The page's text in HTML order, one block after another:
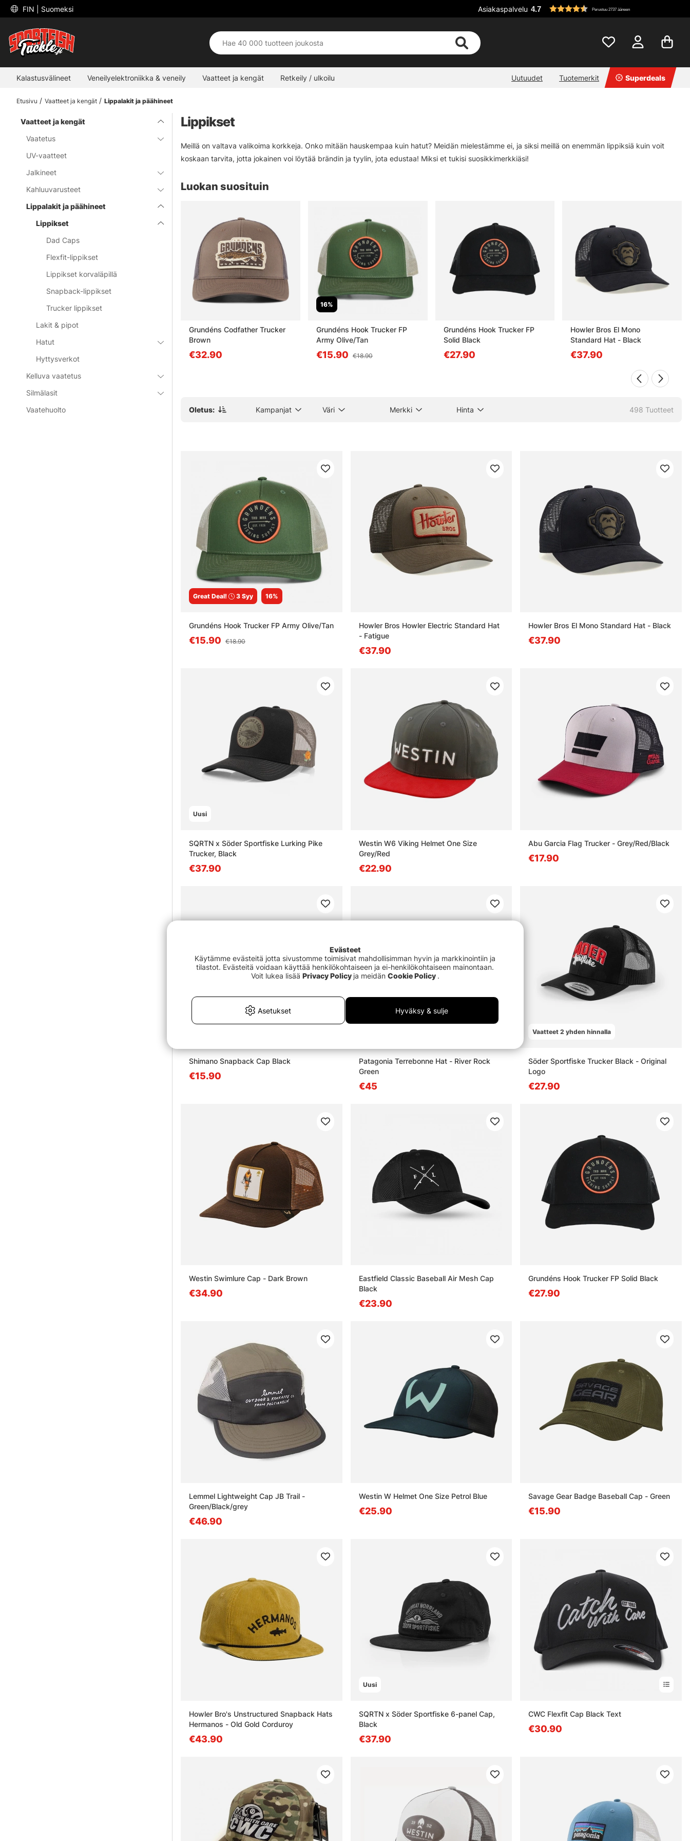
FIN | Suomeksi Asiakaspalvelu 4.7 Perustuu 2737 ääneen
Kalastusvälineet Veneilyelektroniikka & veneily Vaatteet ja kengät Retkeily / ulkoilu Uutuudet Tuotemerkit Superdeals
Etusivu Vaatteet ja kengät Lippalakit ja päähineet
Vaatteet ja kengät
Vaatetus
UV-vaatteet
Jalkineet
Kahluuvarusteet
Lippalakit ja päähineet
Lippikset
Dad Caps
Flexfit-lippikset
Lippikset korvaläpillä
Snapback-lippikset
Trucker lippikset
Lakit & pipot
Hatut
Hyttysverkot
Kelluva vaatetus
Silmälasit
Vaatehuolto
Lippikset
Meillä on valtava valikoima korkkeja. Onko mitään hauskempaa kuin hatut? Meidän mielestämme ei, ja siksi meillä on enemmän lippiksiä kuin voit
koskaan tarvita, jotta jokainen voi löytää brändin ja tyylin, jota edustaa! Miksi et tukisi suosikkimerkkiäsi!
Luokan suosituin
Howler Bros El Mono
€37.90
Grundéns Codfather Trucker
Brown
€32.90
16%
Grundéns Hook Trucker FP
Army Olive/Tan
€15.90 €18.90
Grundéns Hook Trucker FP
Solid Black
€27.90
Howler Bros El Mono
Standard Hat - Black
€37.90
Oletus: Kampanjat Väri Merkki Hinta 498 Tuotteet
Great Deal! 3 Syy 16%
Grundéns Hook Trucker FP Army Olive/Tan
€15.90 €18.90
Howler Bros Howler Electric Standard Hat
- Fatigue
€37.90
Howler Bros El Mono Standard Hat - Black
€37.90
Uusi
SQRTN x Söder Sportfiske Lurking Pike
Trucker, Black
€37.90
Westin W6 Viking Helmet One Size
Grey/Red
€22.90
Abu Garcia Flag Trucker - Grey/Red/Black
€17.90
Shimano Snapback Cap Black
€15.90
Patagonia Terrebonne Hat - River Rock
Green
€45
Vaatteet 2 yhden hinnalla
Söder Sportfiske Trucker Black - Original
Logo
€27.90
Westin Swimlure Cap - Dark Brown
€34.90
Eastfield Classic Baseball Air Mesh Cap
Black
€23.90
Grundéns Hook Trucker FP Solid Black
€27.90
Lemmel Lightweight Cap JB Trail -
Green/Black/grey
€46.90
Westin W Helmet One Size Petrol Blue
€25.90
Savage Gear Badge Baseball Cap - Green
€15.90
Howler Bro's Unstructured Snapback Hats
Hermanos - Old Gold Corduroy
€43.90
Uusi
SQRTN x Söder Sportfiske 6-panel Cap,
Black
€37.90
CWC Flexfit Cap Black Text
€30.90
Evästeet
Käytämme evästeitä jotta sivustomme toimisivat mahdollisimman hyvin ja markkinointiin ja
tilastot. Evästeitä voidaan käyttää henkilökohtaiseen ja ei-henkilökohtaiseen mainontaan.
Voit lukea lisää Privacy Policy ja meidän Cookie Policy .
Asetukset Hyväksy & sulje